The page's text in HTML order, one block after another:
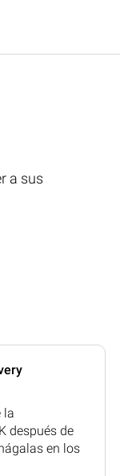
a sus
la
después de
en los